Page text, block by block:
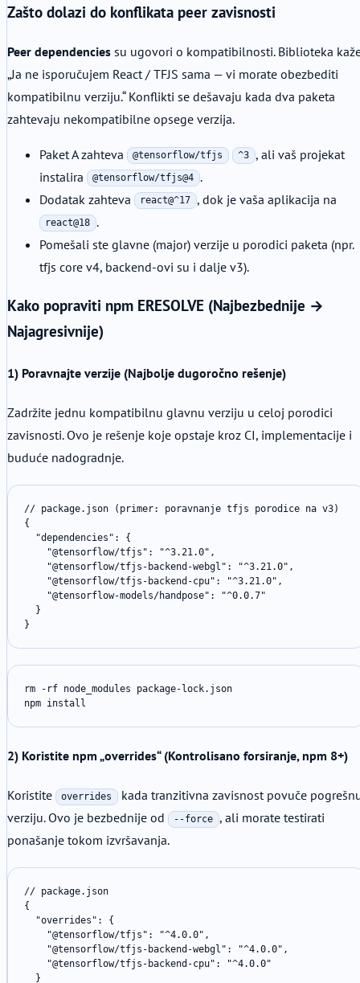
Zašto dolazi do konflikata peer zavisnosti
Peer dependencies su ugovori o kompatibilnosti. Biblioteka
„Ja ne isporučujem React / TFJS sama — vi morate obezbediti
kompatibilnu verziju.“ Konflikti se dešavaju kada dva paketa
zahtevaju nekompatibilne opsege verzija.
Paket A zahteva @tensorflow/tfjs ^3 , ali vaš projekat
instalira
@tensorflow/tfjs@4 .
Dodatak zahteva
react@^17 , dok je vaša aplikacija na
react@18 .
Pomešali ste glavne (major) verzije u porodici paketa (npr.
tfjs core v4, backend-ovi su i dalje v3).
Kako popraviti npm ERESOLVE (Najbezbednije →
Najagresivnije)
1) Poravnajte verzije (Najbolje dugoročno rešenje)
Zadržite jednu kompatibilnu glavnu verziju u celoj porodici
zavisnosti. Ovo je rešenje koje opstaje kroz CI, implementacije i
buduće nadogradnje.
// package.json (primer: poravnanje tfjs porodice na v3)
{
  "dependencies": {
    "@tensorflow/tfjs": "^3.21.0",
    "@tensorflow/tfjs-backend-webgl": "^3.21.0",
    "@tensorflow/tfjs-backend-cpu": "^3.21.0",
    "@tensorflow-models/handpose": "^0.0.7"
  }
}
rm -rf node_modules package-lock.json
npm install
2) Koristite npm „overrides“ (Kontrolisano forsiranje, npm 8+)
Koristite overrides
kada tranzitivna zavisnost povuče
verziju. Ovo je bezbednije od
--force , ali morate testirati
ponašanje tokom izvršavanja.
// package.json
{
  "overrides": {
    "@tensorflow/tfjs": "^4.0.0",
    "@tensorflow/tfjs-backend-webgl": "^4.0.0",
    "@tensorflow/tfjs-backend-cpu": "^4.0.0"
  }